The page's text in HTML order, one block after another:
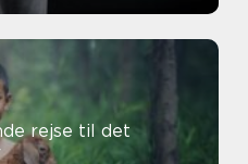
rejse til det